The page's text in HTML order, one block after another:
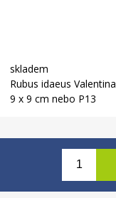
skladem
Rubus idaeus Valentina
9 x 9 cm nebo P13